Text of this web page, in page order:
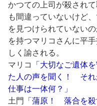
かつての上司が殺され
も間違っていないけど
を見つけられていない
を持つマリコさんに平
しく諭される。
マリコ
「大切なご遺体
た人の声を聞く！ それ
仕事は一体何？」
土門
「蒲原！ 落合を